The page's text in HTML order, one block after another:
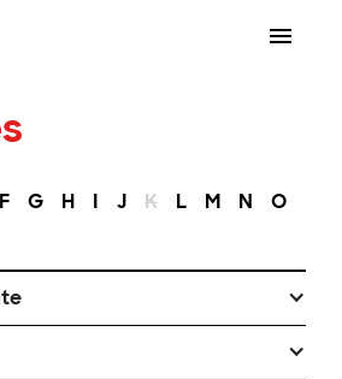
F G H I J K L M N O